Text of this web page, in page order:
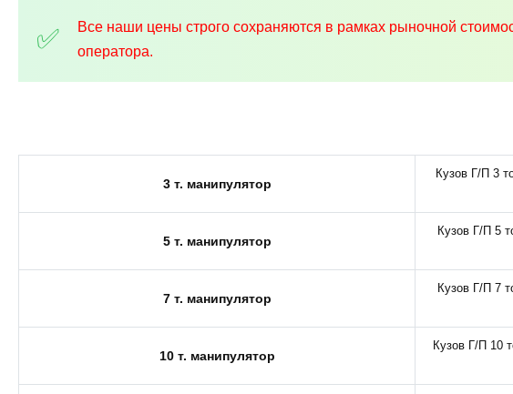
Все наши цены строго сохраняются в рамках рыночной
оператора.
3 т. манипулятор
Кузов Г/П 3
5 т. манипулятор
Кузов Г/П 5
7 т. манипулятор
Кузов Г/П 7
10 т. манипулятор
Кузов Г/П 10